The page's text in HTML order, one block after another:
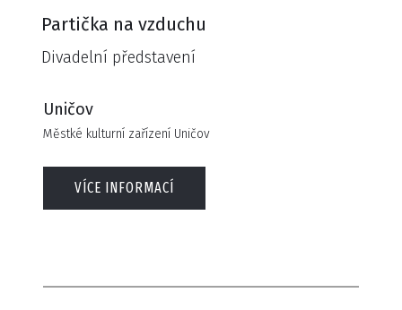
Partička na vzduchu
Divadelní představení
Uničov
Městké kulturní zařízení Uničov
VÍCE INFORMACÍ